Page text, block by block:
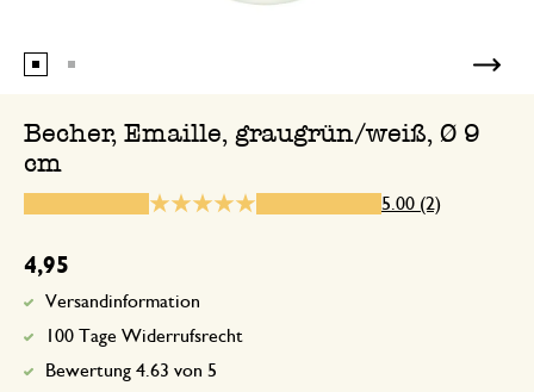
Becher, Emaille, graugrün/weiß, Ø 9
cm
5.00 (2)
4,95
Versandinformation
100 Tage Widerrufsrecht
Bewertung 4.63 von 5
Nur Bewertung, ohne Kommentar